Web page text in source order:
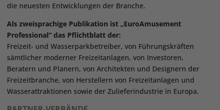
die neuesten Entwicklungen der Branche.
Als zweisprachige Publikation ist „EuroAmusement
Professional“ das Pflichtblatt der:
Freizeit- und Wasserparkbetreiber, von Führungskräften
sämtlicher moderner Freizeitanlagen, von Investoren,
Beratern und Planern, von Architekten und Designern der
Freizeitbranche, von Herstellern von Freizeitanlagen und
Wasserattraktionen sowie der Zulieferindustrie in Europa.